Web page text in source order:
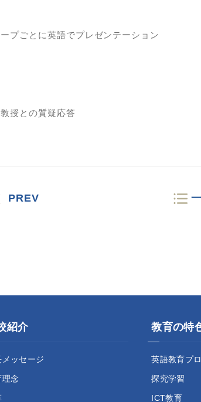
プごとに英語でプレゼンテーション
授との質疑応答
PREV
紹介
メッセージ
理念
教育の特
英語教育プ
探究学習
ICT教育